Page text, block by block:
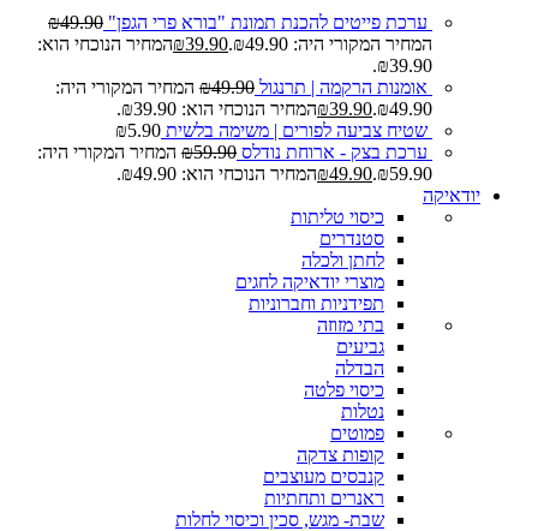
ערכת פייטים להכנת תמונת "בורא פרי הגפן" ₪49.90
המחיר המקורי היה: ₪49.90.
₪39.90
המחיר הנוכחי הוא:
₪39.90.
אומנות הרקמה | תרנגול
₪49.90
המחיר המקורי היה:
₪49.90.
₪39.90
המחיר הנוכחי הוא: ₪39.90.
שטיח צביעה לפורים | משימה בלשית
₪5.90
ערכת בצק - ארוחת נודלס
₪59.90
המחיר המקורי היה:
₪59.90.
₪49.90
המחיר הנוכחי הוא: ₪49.90.
יודאיקה
כיסוי טליתות
סטנדרים
לחתן ולכלה
מוצרי יודאיקה לחגים
תפידניות וחברוניות
בתי מזוזה
גביעים
הבדלה
כיסוי פלטה
נטלות
פמוטים
קופות צדקה
קנבסים מעוצבים
ראנרים ותחתיות
שבת- מגש, סכין וכיסוי לחלות